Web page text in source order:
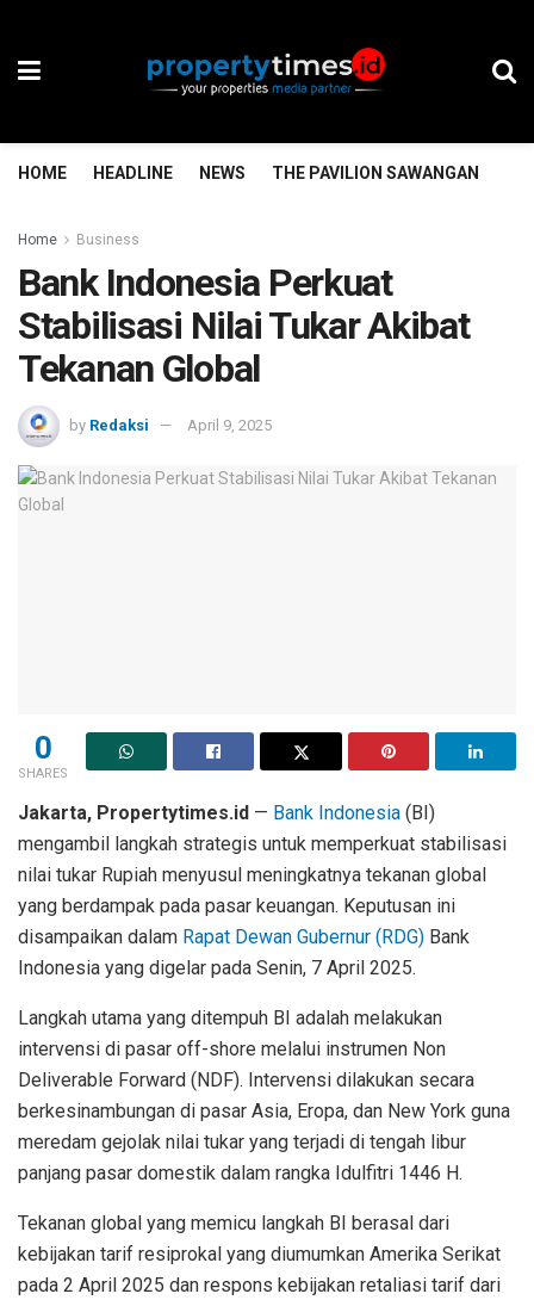
HOME HEADLINE NEWS THE PAVILION SAWANGAN
Home Business
Bank Indonesia Perkuat
Stabilisasi Nilai Tukar Akibat
Tekanan Global
by Redaksi April 9, 2025
0
SHARES
Jakarta, Propertytimes.id — Bank Indonesia (BI)
mengambil langkah strategis untuk memperkuat stabilisasi
nilai tukar Rupiah menyusul meningkatnya tekanan global
yang berdampak pada pasar keuangan. Keputusan ini
disampaikan dalam Rapat Dewan Gubernur (RDG) Bank
Indonesia yang digelar pada Senin, 7 April 2025.
Langkah utama yang ditempuh BI adalah melakukan
intervensi di pasar off-shore melalui instrumen Non
Deliverable Forward (NDF). Intervensi dilakukan secara
berkesinambungan di pasar Asia, Eropa, dan New York guna
meredam gejolak nilai tukar yang terjadi di tengah libur
panjang pasar domestik dalam rangka Idulfitri 1446 H.
Tekanan global yang memicu langkah BI berasal dari
kebijakan tarif resiprokal yang diumumkan Amerika Serikat
pada 2 April 2025 dan respons kebijakan retaliasi tarif dari